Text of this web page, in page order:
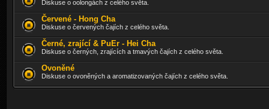
Diskuse o oolongách z celého světa.
Červené - Hong Cha
Diskuse o červených čajích z celého světa.
Černé, zrající & PuEr - Hei Cha
Diskuse o černých, zrajících a tmavých čajích z celého světa.
Ovoněné
Diskuse o ovoněných a aromatizovaných čajích z celého světa.